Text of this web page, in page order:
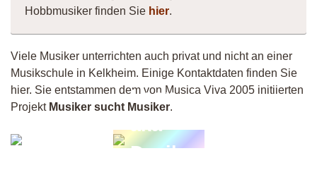
Hobbmusiker finden Sie hier.
Viele Musiker unterrichten auch privat und nicht an einer
Musikschule in Kelkheim. Einige Kontaktdaten finden Sie
hier. Sie entstammen dem von Musica Viva 2005 initiierten
Projekt Musiker sucht Musiker.
Leon
aka
Devils